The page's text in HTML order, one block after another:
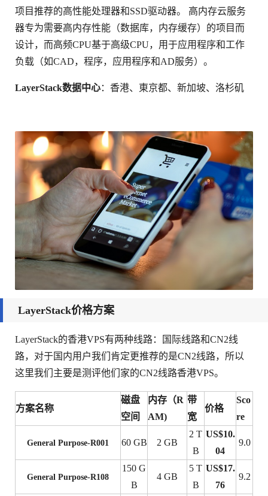
项目推荐的高性能处理器和SSD驱动器。 高内存云服务
器专为需要高内存性能（数据库，内存缓存）的项目而
设计，而高频CPU基于高级CPU，用于应用程序和工作
负载（如CAD，程序，应用程序和AD服务）。
LayerStack数据中心：香港、東京都、新加坡、洛杉矶
LayerStack价格方案
LayerStack的香港VPS有两种线路：国际线路和CN2线
路，对于国内用户我们肯定更推荐的是CN2线路，所以
这里我们主要是测评他们家的CN2线路香港VPS。
方案名称
磁盘
空间
内存（R
AM)
带
宽
价格
Sco
re
General Purpose-R001 60 GB 2 GB
2 T
B
US$10.
04
9.0
General Purpose-R108
150 G
B
4 GB
5 T
B
US$17.
76
9.2